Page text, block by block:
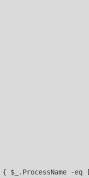
$_.ProcessName -